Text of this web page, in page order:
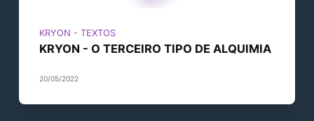
KRYON - TEXTOS
KRYON - O TERCEIRO TIPO DE ALQUIMIA
20/05/2022